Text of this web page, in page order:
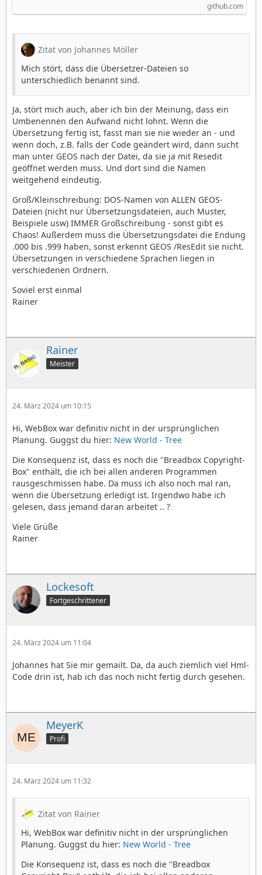
github.com
Zitat von Johannes Möller
Mich stört, dass die Übersetzer-Dateien so
unterschiedlich benannt sind.
Ja, stört mich auch, aber ich bin der Meinung, dass ein
Umbenennen den Aufwand nicht lohnt. Wenn die
Übersetzung fertig ist, fasst man sie nie wieder an - und
wenn doch, z.B. falls der Code geändert wird, dann sucht
man unter GEOS nach der Datei, da sie ja mit Resedit
geöffnet werden muss. Und dort sind die Namen
weitgehend eindeutig.
Groß/Kleinschreibung: DOS-Namen von ALLEN GEOS-
Dateien (nicht nur Übersetzungsdateien, auch Muster,
Beispiele usw) IMMER Großschreibung - sonst gibt es
Chaos! Außerdem muss die Übersetzungsdatei die Endung
.000 bis .999 haben, sonst erkennt GEOS /ResEdit sie nicht.
Übersetzungen in verschiedene Sprachen liegen in
verschiedenen Ordnern.
Soviel erst einmal
Rainer
Rainer
Meister
24. März 2024 um 10:15
Hi, WebBox war definitiv nicht in der ursprünglichen
Planung. Guggst du hier: New World - Tree
Die Konsequenz ist, dass es noch die "Breadbox Copyright-
Box" enthält, die ich bei allen anderen Programmen
rausgeschmissen habe. Da muss ich also noch mal ran,
wenn die Übersetzung erledigt ist. Irgendwo habe ich
gelesen, dass jemand daran arbeitet .. ?
Viele Grüße
Rainer
Lockesoft
Fortgeschrittener
24. März 2024 um 11:04
Johannes hat Sie mir gemailt. Da, da auch ziemlich viel Hml-
Code drin ist, hab ich das noch nicht fertig durch gesehen.
MeyerK
Profi
24. März 2024 um 11:32
Zitat von Rainer
Hi, WebBox war definitiv nicht in der ursprünglichen
Planung. Guggst du hier: New World - Tree
Die Konsequenz ist, dass es noch die "Breadbox